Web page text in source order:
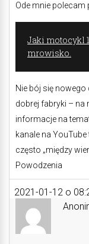
Ode mnie polecam
Jaki motocykl
mrowisko.
Nie bój się
dobrej fabryki – na
informacje na
kanale na
często „między
Powodzenia
2021-01-12 o